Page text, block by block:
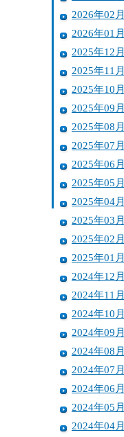
2026年02月
2026年01月
2025年12月
2025年11月
2025年10月
2025年09月
2025年08月
2025年07月
2025年06月
2025年05月
2025年04月
2025年03月
2025年02月
2025年01月
2024年12月
2024年11月
2024年10月
2024年09月
2024年08月
2024年07月
2024年06月
2024年05月
2024年04月